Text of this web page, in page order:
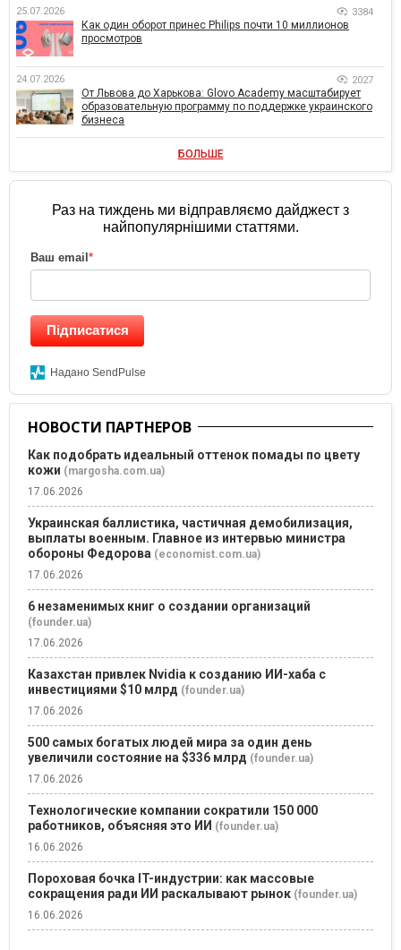
25.07.2026 3384
Как один оборот принес Philips почти 10 миллионов
просмотров
24.07.2026 2027
От Львова до Харькова: Glovo Academy масштабирует
образовательную программу по поддержке украинского
бизнеса
БОЛЬШЕ
Раз на тиждень ми відправляємо дайджест з
найпопулярнішими статтями.
Ваш email *
Підписатися
Надано SendPulse
НОВОСТИ ПАРТНЕРОВ
Как подобрать идеальный оттенок помады по цвету
кожи (margosha.com.ua)
17.06.2026
Украинская баллистика, частичная демобилизация,
выплаты военным. Главное из интервью министра
обороны Федорова (economist.com.ua)
17.06.2026
6 незаменимых книг о создании организаций
(founder.ua)
17.06.2026
Казахстан привлек Nvidia к созданию ИИ-хаба с
инвестициями $10 млрд (founder.ua)
17.06.2026
500 самых богатых людей мира за один день
увеличили состояние на $336 млрд (founder.ua)
17.06.2026
Технологические компании сократили 150 000
работников, объясняя это ИИ (founder.ua)
16.06.2026
Пороховая бочка IT-индустрии: как массовые
сокращения ради ИИ раскалывают рынок (founder.ua)
16.06.2026